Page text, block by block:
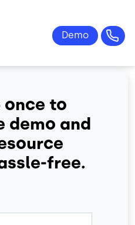
once to
demo and
free.